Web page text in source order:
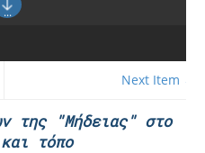
Next Item →
της "Μήδειας" στο
τόπο